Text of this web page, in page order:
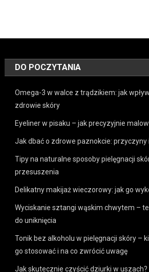
DO POCZYTANIA
Omega-3 w walce z trądzikiem: jak
zdrowie skóry
Eyeliner w pisaku – jak precyzyjnie
Jak dbać o zdrowe paznokcie:
Tipy na naturalne sposoby pielęgnacji
przesuszenia
Delikatny makijaż wieczorowy: jak go
Wyciskanie sztangi wąskim chwytem –
do uniknięcia
Tonik bez alkoholu w pielęgnacji skóry –
go stosować i na co zwrócić uwagę
Jak skutecznie czyścić dziurki w